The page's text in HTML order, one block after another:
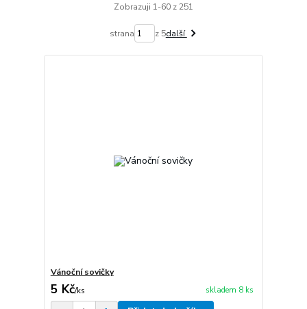
Zobrazuji 1-60 z 251
strana z 5další
Vánoční sovičky
5 Kč/ks skladem 8 ks